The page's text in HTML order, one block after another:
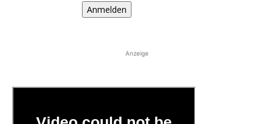
Anmelden
Anzeige